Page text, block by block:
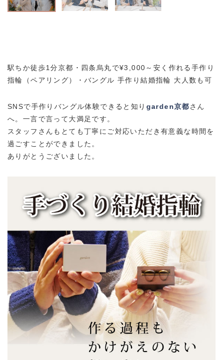
駅ちか徒歩1分京都・四条烏丸で¥3,000～安く作れる手作り
指輪（ペアリング）・バングル 手作り結婚指輪 大人数も可
SNSで手作りバングル体験できると知り garden京都さん
へ。一言で言って大満足です。
スタッフさんもとても丁寧にご対応いただき有意義な時間を
過ごすことができました。
ありがとうございました。